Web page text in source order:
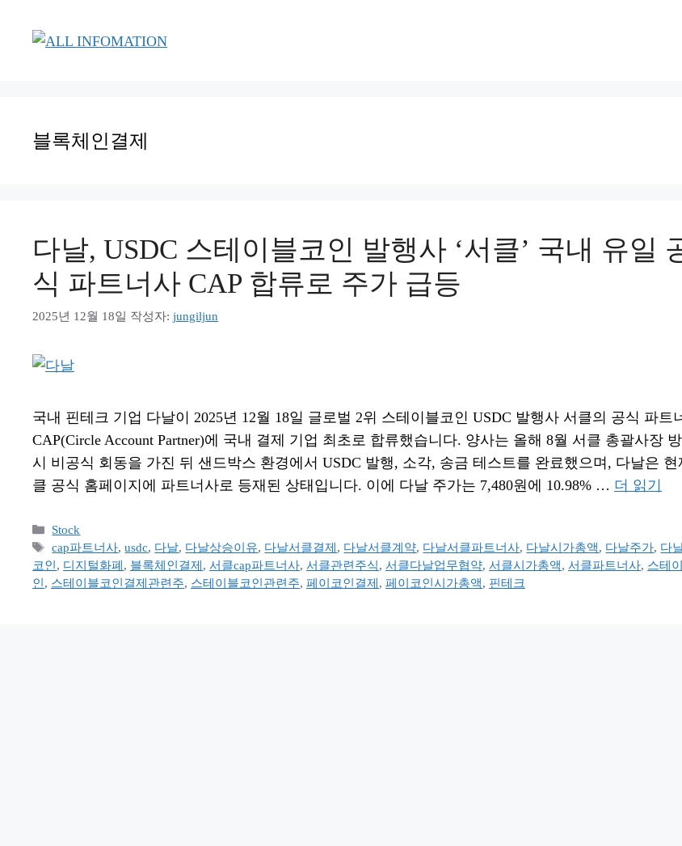
블록체인결제
다날, USDC 스테이블코인 발행사 ‘서클’ 국내 유일
식 파트너사 CAP 합류로 주가 급등
2025년 12월 18일 작성자: jungiljun
국내 핀테크 기업 다날이 2025년 12월 18일 글로벌 2위 스테이블코인 USDC 발행사 서클의 공식 파트
CAP(Circle Account Partner)에 국내 결제 기업 최초로 합류했습니다. 양사는 올해 8월 서클 총괄사장
시 비공식 회동을 가진 뒤 샌드박스 환경에서 USDC 발행, 소각, 송금 테스트를 완료했으며, 다날은 현
클 공식 홈페이지에 파트너사로 등재된 상태입니다. 이에 다날 주가는 7,480원에 10.98% … 더 읽기
카
테
고
리
Stock
태
그
cap파트너사,usdc, 다날, 다날상승이유, 다날서클결제, 다날서클계약, 다날서클파트너사, 다날시가총액, 다날주가, 다
코인, 디지털화폐, 블록체인결제, 서클cap파트너사, 서클관련주식, 서클다날업무협약, 서클시가총액, 서클파트너사, 스테
인, 스테이블코인결제관련주, 스테이블코인관련주, 페이코인결제, 페이코인시가총액, 핀테크